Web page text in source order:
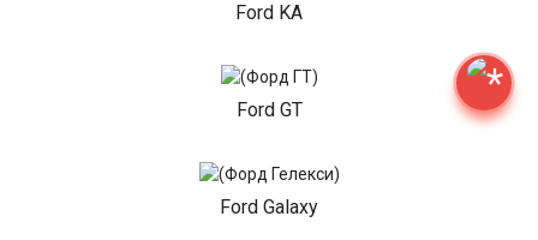
Ford KA
Ford GT
Ford Galaxy